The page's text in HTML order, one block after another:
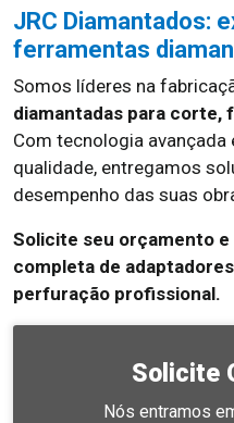
JRC Diamantados:
ferramentas
Somos líderes na
diamantadas para corte,
Com tecnologia
qualidade, entregamos
desempenho das suas
Solicite seu orçamento
completa de
perfuração profissional.
Solicite
Nós entramos